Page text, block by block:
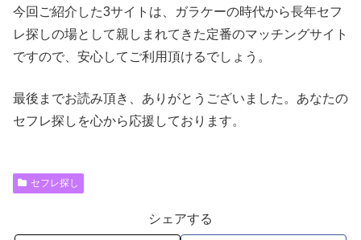
今回ご紹介した3サイトは、ガラケーの時代から長年セフ
レ探しの場として親しまれてきた定番のマッチングサイト
ですので、安心してご利用頂けるでしょう。
最後までお読み頂き、ありがとうございました。あなたの
セフレ探しを心から応援しております。
セフレ探し
シェアする